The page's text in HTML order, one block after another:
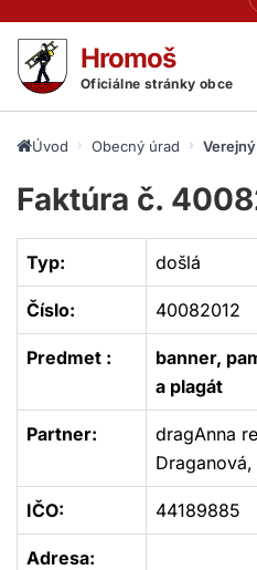
obsahu
Hromoš
Oficiálne stránky obce
Úvod Obecný úrad
Faktúra č.
Typ: došlá
Číslo: 40082012
Predmet :
banner,
a plagát
Partner:
dragAnna
IČO: 44189885
Adresa: